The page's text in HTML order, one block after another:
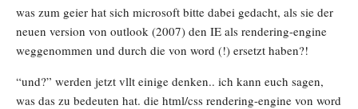
was zum geier hat sich microsoft bitte dabei gedacht, als sie der
neuen version von outlook (2007) den IE als rendering-engine
weggenommen und durch die von word (!) ersetzt haben?!
“und?” werden jetzt vllt einige denken.. ich kann euch sagen,
was das zu bedeuten hat. die html/css rendering-engine von word